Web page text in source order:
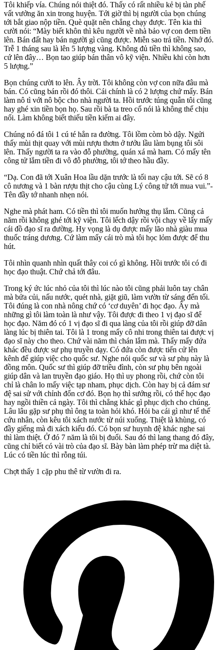
Tôi khiếp vía. Chúng nói thiệt đó. Thấy có rất nhiều kẻ bị tàn phế
vất vưởng ăn xin trong huyện. Tới giờ thì bị người của bọn chúng
tới bắt giao nộp tiền. Què quặt nên chẳng chạy được. Tên kia thì
cười nói: “Mày biết khôn thì kêu người về nhà bảo vợ con đem tiền
lên. Bán đất hay bán người gì cũng được. Miễn sao trả tiền. Nhớ đó.
Trễ 1 tháng sau là lên 5 lượng vàng. Không đủ tiền thì không sao,
cứ lên đây… Bọn tao giúp bán thân vô kỹ viện. Nhiều khi còn hơn
5 lượng.”
Bọn chúng cười to lên. Ây trời. Tôi không còn vợ con nữa đâu mà
bán. Có cũng bán rồi đó thôi. Cái chính là có 2 lượng chứ mấy. Bán
làm nô tì với nô bộc cho nhà người ta. Hồi trước túng quẫn tôi cũng
hay ghé xin tiền bọn họ. Sau rồi bà ta treo cổ nói là không thể chịu
nổi. Làm không biết thiếu tiền kiếm ai đây.
Chúng nó đá tôi 1 cú té hẳn ra đường. Tôi lồm còm bò dậy. Ngửi
thấy mùi thịt quay với mùi rượu thơm ở tưởu lầu làm bụng tôi sôi
lên. Thấy người ta ra vào đỗ phường, quán xá mà ham. Có mấy tên
công tử lắm tiền đi vô đỗ phường, tôi tớ theo hầu đầy.
“Dạ. Con đã tới Xuân Hoa lầu dặn trước là tối nay cậu tới. Sẽ có 8
cô nương và 1 bàn rượu thịt cho cậu cùng Lý công tử tới mua vui.”-
Tên đầy tớ nhanh nhẹn nói.
Nghe mà phát ham. Có tiền thì tôi muốn hưởng thụ lắm. Cũng cả
năm rồi không ghé tới kỹ viện. Tôi lếch dậy rồi vội chạy về lấy mấy
cái đồ đạo sĩ ra đường. Hy vọng là dụ được mấy lão nhà giàu mua
thuốc tráng dương. Cứ làm mấy cái trò mà tôi học lỏm được để thu
hút.
Tôi nhìn quanh nhìn quất thây coi có gì không. Hồi trước tôi có đi
học đạo thuật. Chứ chả tới đâu.
Trong ký ức lúc nhỏ của tôi thì lúc nào tôi cũng phải luôn tay chân
mà bửa củi, nấu nước, quét nhà, giặt giũ, làm vườn từ sáng đến tối.
Tôi đúng là con nhà nông chứ có ‘cơ duyên’ đi học đạo. Ấy mà
những gì tôi làm toàn là như vậy. Tôi được đi theo 1 vị đạo sĩ để
học đạo. Năm đó có 1 vị đạo sĩ đi qua làng của tôi rồi giúp đỡ dân
làng lúc bị thiên tai. Tôi là 1 trong mấy cô nhi trong thiên tai được vị
đạo sĩ này cho theo. Chứ vài năm thì chán lắm mà. Thấy mấy đứa
khác đều được sư phụ truyền dạy. Có đứa còn được tiến cử lên
kênh để giúp việc cho quốc sư. Nghe nói quốc sư và sư phụ này là
đồng môn. Quốc sư thì giúp đỡ triều đình, còn sư phụ bên ngoài
giúp dân và lan truyền đạo giáo. Họ thì uy phong rồi, chứ còn tôi
chỉ là chân lo mấy việc tạp nham, phục dịch. Còn hay bị cả đám sư
đệ sai sử với chỉnh đốn cơ đó. Bọn họ thì sướng rồi, có thể học đạo
hay ngồi thiền cả ngày. Tôi thì chẳng khác gì phục dịch cho chúng.
Lâu lâu gặp sư phụ thì ông ta toàn hỏi khó. Hỏi ba cái gì như tế thế
cứu nhân, còn kêu tôi xách nước từ núi xuống. Thiệt là khùng, có
đầy giếng mà đi xách kiểu đó. Có bọn sư huynh đệ khác nghe sai
thì làm thiệt. Ở đó 7 năm là tôi bị đuổi. Sau đó thì lang thang đó đây,
cũng chỉ biết có vài trò của đạo sĩ. Bày bàn làm phép trừ ma diệt tà.
Lúc có tiền lúc thì rỗng túi.
Chợt thấy 1 cặp phu thê từ vườn đi ra.